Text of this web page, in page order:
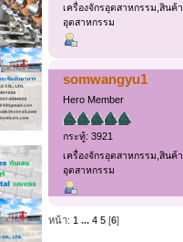
เครื่องจักรอุตสาหกรรม,สินค้า
อุตสาหกรรม
somwangyu1
Hero Member
กระทู้: 3921
เครื่องจักรอุตสาหกรรม,สินค้า
อุตสาหกรรม
หน้า: 1 ... 4 5[6]